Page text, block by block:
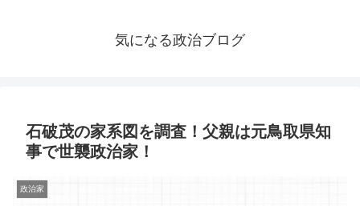
気になる政治ブログ
石破茂の家系図を調査！父親は元鳥取県知
事で世襲政治家！
政治家